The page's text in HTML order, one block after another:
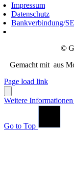
Impressum
Datenschutz
Bankverbindung/
©
Gemacht mit aus
Page load link
Weitere
Go to Top